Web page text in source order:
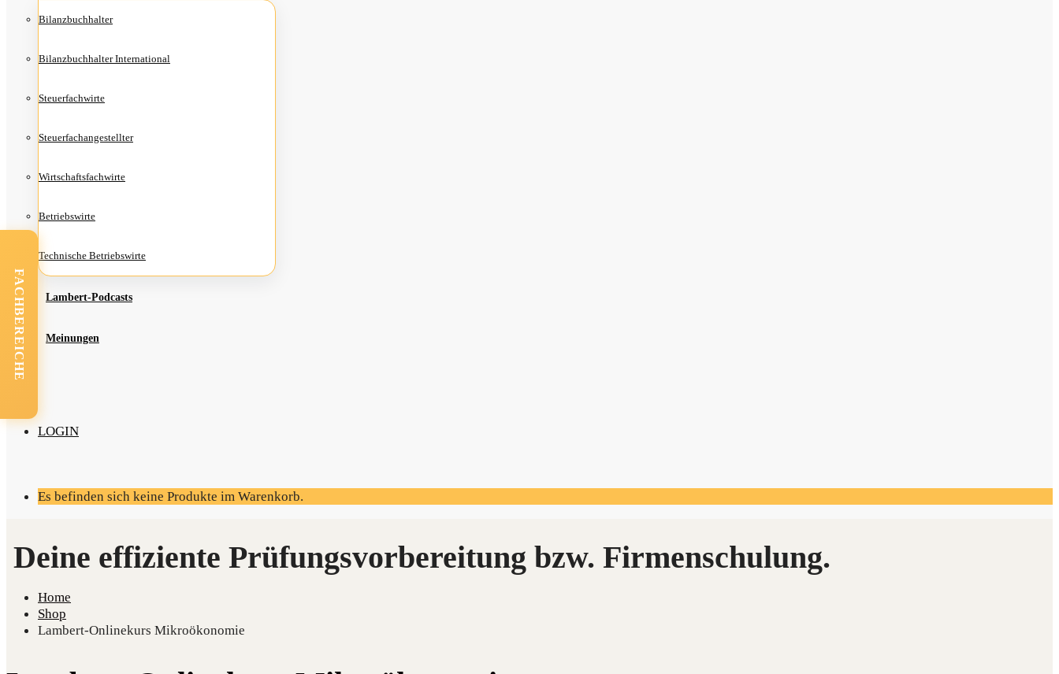
Bilanz­buch­hal­ter
Bilanz­buch­hal­ter International
Steu­er­fach­wir­te
Steu­er­fach­an­ge­stell­ter
Wirt­schafts­fach­wir­te
Betriebs­wir­te
Tech­ni­sche Betriebswirte
Lam­­bert-Pod­­casts
Mei­nun­gen
LOGIN
Es befinden sich keine Produkte im Warenkorb.
Home
Shop
Lambert-Onlinekurs Mikroökonomie
FACHBEREICHE